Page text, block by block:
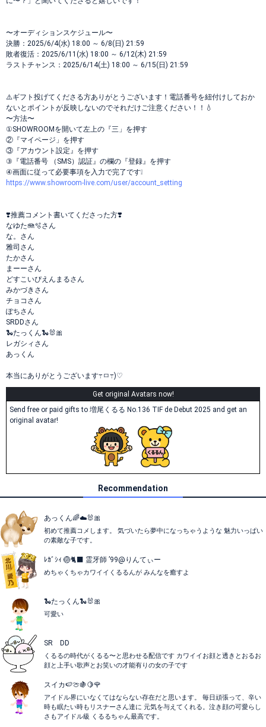
〜オーディションスケジュール〜
決勝：2025/6/4(水) 18:00 ～ 6/8(日) 21:59
敗者復活：2025/6/11(水) 18:00 ～ 6/12(木) 21:59
ラストチャンス：2025/6/14(土) 18:00 ～ 6/15(日) 21:59
⚠️ギフト投げてくださる方ありがとうございます！電話番号を紐付けしておか
ないとポイントが反映しないのでそれだけご注意ください！！💧
〜方法〜
①SHOWROOMを開いて左上の『三」を押す
②『マイページ」を押す
③『アカウント設定』を押す
③『電話番号 （SMS）認証』の欄の『登録』を押す
④画面に従って必要事項を入力で完了です❕
https://www.showroom-live.com/user/account_setting
❣️推薦コメント書いてくださった方❣️
なゆた🪼🫧さん
な。さん
雅司さん
たかさん
まーーさん
どすこいぴえんまるさん
みかづきさん
チョコさん
ぽちさん
SRDDさん
🐍たっくん🐍🐰🎀
レガシィさん
あっくん
本当にありがとうございます‎߹ㅁ‎߹)♡
Get original Avatars now!
Send free or paid gifts to 増尾くるる No.136 TIF de Debut 2025 and get an
original avatar!
Recommendation
あっくん🌈☁️🐰🎀
初めて推薦コメします。 気づいたら夢中になっちゃうような 魅力いっぱい
の素敵な子です。
ﾚｶﾞｼｨ 🏐🐈‍⬛ 霊牙師 ’99@りんてぃー
めちゃくちゃカワイイくるるんが みんなを癒すよ
🐍たっくん🐍🐰🎀
可愛い
SR DD
くるるの時代がくるる〜と思わせる配信です カワイイお顔と透きとおるお
顔と上手い歌声とお笑いの才能有りの女の子です
スイカ🍉🍈🍇🍋🌹
アイドル界にいなくてはならない存在だと思います。 毎日頑張って、辛い
時も眠たい時もリスナーさん達に 元気を与えてくれる。泣き顔の可愛らし
さもアイドル級 くるるちゃん最高です。